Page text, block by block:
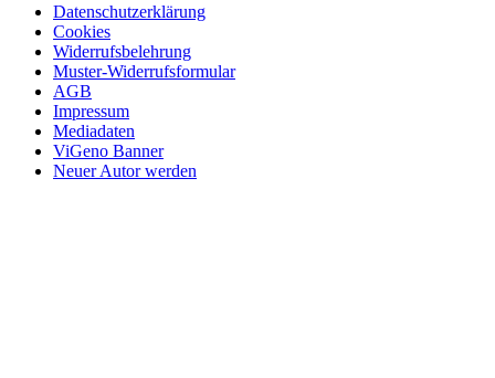
Datenschutzerklärung
Cookies
Widerrufsbelehrung
Muster-Widerrufsformular
AGB
Impressum
Mediadaten
ViGeno Banner
Neuer Autor werden